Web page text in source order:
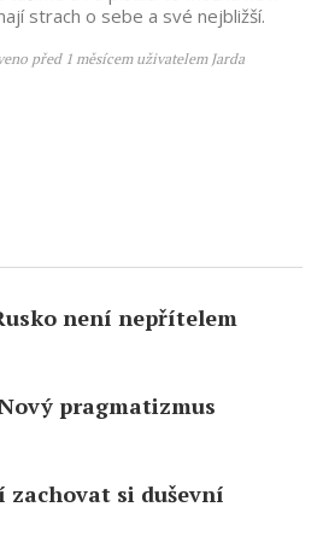
strach o sebe a své nejbližší.
před 1 měsícem uživatelem Jarda
není nepřítelem
pragmatizmus
zachovat si duševní